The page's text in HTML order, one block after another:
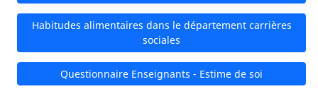
Habitudes alimentaires dans le département carrières
sociales
Questionnaire Enseignants - Estime de soi